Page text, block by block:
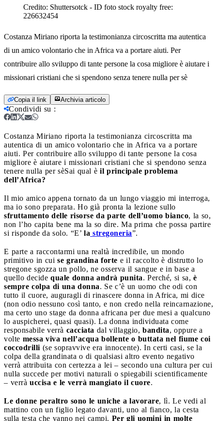
Credito: Shuttersotck - ID foto stock royalty free:
226632454
Costanza Miriano riporta la testimonianza circoscritta ma autentica
di un amico volontario che in Africa va a portare aiuti. Per
contribuire allo sviluppo di tante persone la cosa migliore è aiutare i
missionari cristiani che si spendono senza tenere nulla per sè
Copia il link Archivia articolo
Condividi su :
Costanza Miriano riporta la testimonianza circoscritta ma
autentica di un amico volontario che in Africa va a portare
aiuti. Per contribuire allo sviluppo di tante persone la cosa
migliore è aiutare i missionari cristiani che si spendono senza
tenere nulla per sèSai qual è il principale problema
dell’Africa?
Il mio amico appena tornato da un lungo viaggio mi interroga,
ma io sono preparata. Ho già pronta la lezione sullo
sfruttamento delle risorse da parte dell’uomo bianco, la so,
non l’ho capita bene ma la so dire. Ma prima che possa partire
si risponde da solo. “E’ la stregoneria”.
E parte a raccontarmi una realtà incredibile, un mondo
primitivo in cui se grandina forte e il raccolto è distrutto lo
stregone sgozza un pollo, ne osserva il sangue e in base a
quello decide quale donna andrà punita. Perché, si sa, è
sempre colpa di una donna. Se c’è un uomo che odi con
tutto il cuore, auguragli di rinascere donna in Africa, mi dice
(non odio nessuno così tanto, e non credo nella reincarnazione,
ma certo uno stage da donna africana per due mesi a qualcuno
lo auspicherei, quasi quasi). La donna individuata come
responsabile verrà cacciata dal villaggio, bandita, oppure a
volte messa viva nell’acqua bollente o buttata nel fiume coi
coccodrilli (se sopravvive era innocente). In certi casi, se la
colpa della grandinata o di qualsiasi altro evento negativo
verrà attribuita con certezza a lei – secondo una cultura per cui
nulla succede per motivi naturali o spiegabili scientificamente
– verrà uccisa e le verrà mangiato il cuore.
Le donne peraltro sono le uniche a lavorare, lì. Le vedi al
mattino con un figlio legato davanti, uno al fianco, la cesta
sulla testa che vanno nei campi. Per gli uomini in molte